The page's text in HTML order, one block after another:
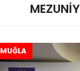
MUĞLA